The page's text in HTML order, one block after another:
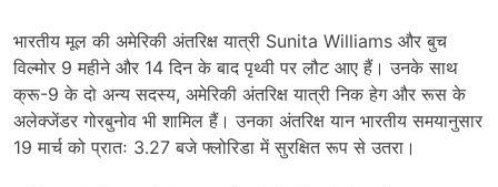
भारतीय मूल की अमेरिकी अंतरिक्ष यात्री Sunita Williams और बुच
विल्मोर 9 महीने और 14 दिन के बाद पृथ्वी पर लौट आए हैं। उनके साथ
क्रू-9 के दो अन्य सदस्य, अमेरिकी अंतरिक्ष यात्री निक हेग और रूस के
अलेक्जेंडर गोरबुनोव भी शामिल हैं। उनका अंतरिक्ष यान भारतीय समयानुसार
19 मार्च को प्रातः 3.27 बजे फ्लोरिडा में सुरक्षित रूप से उतरा।